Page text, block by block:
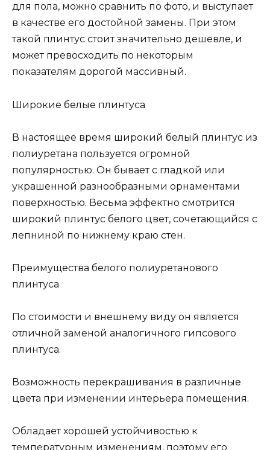
для пола, можно сравнить по фото, и выступает
в качестве его достойной замены. При этом
такой плинтус стоит значительно дешевле, и
может превосходить по некоторым
показателям дорогой массивный.
Широкие белые плинтуса
В настоящее время широкий белый плинтус из
полиуретана пользуется огромной
популярностью. Он бывает с гладкой или
украшенной разнообразными орнаментами
поверхностью. Весьма эффектно смотрится
широкий плинтус белого цвет, сочетающийся с
лепниной по нижнему краю стен.
Преимущества белого полиуретанового
плинтуса
По стоимости и внешнему виду он является
отличной заменой аналогичного гипсового
плинтуса.
Возможность перекрашивания в различные
цвета при изменении интерьера помещения.
Обладает хорошей устойчивостью к
температурным изменениям, поэтому его